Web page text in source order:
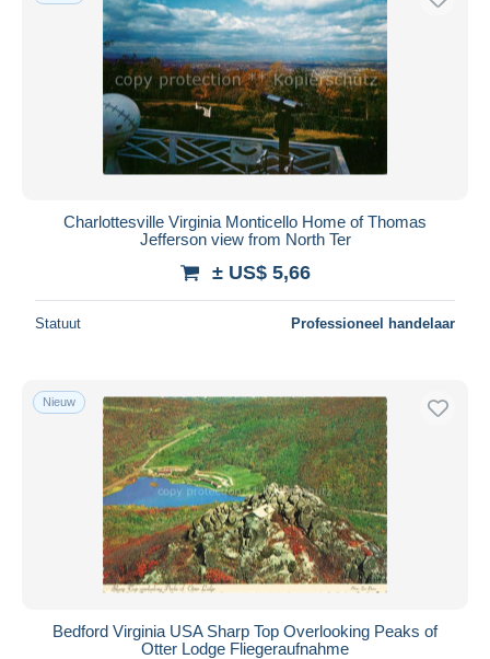
Charlottesville Virginia Monticello Home of Thomas
Jefferson view from North Ter
± US$ 5,66
Statuut Professioneel handelaar
Nieuw
Bedford Virginia USA Sharp Top Overlooking Peaks of
Otter Lodge Fliegeraufnahme